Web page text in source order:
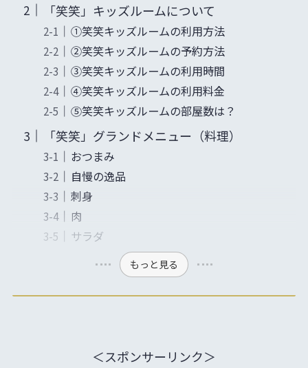
「笑笑」キッズルームについて
①笑笑キッズルームの利用方法
②笑笑キッズルームの予約方法
③笑笑キッズルームの利用時間
④笑笑キッズルームの利用料金
⑤笑笑キッズルームの部屋数は？
「笑笑」グランドメニュー（料理）
おつまみ
自慢の逸品
刺身
肉
サラダ
もっと見る
＜スポンサーリンク＞